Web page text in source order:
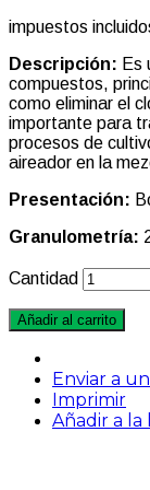
impuestos
Descripción: Es
compuestos,
como eliminar el
importante para
procesos de
aireador en la
Presentación:
Granulometría:
Cantidad
Añadir al carrito
Enviar a
Imprimir
Añadir a la